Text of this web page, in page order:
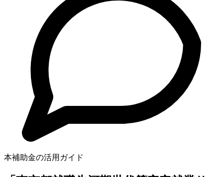
本補助金の活用ガイド